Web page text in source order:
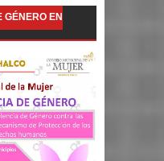
GÉNERO EN